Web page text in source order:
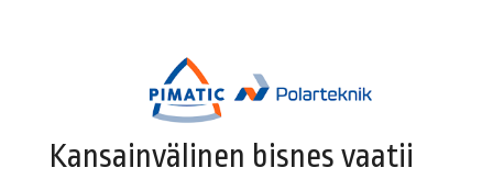
Kansainvälinen bisnes vaatii